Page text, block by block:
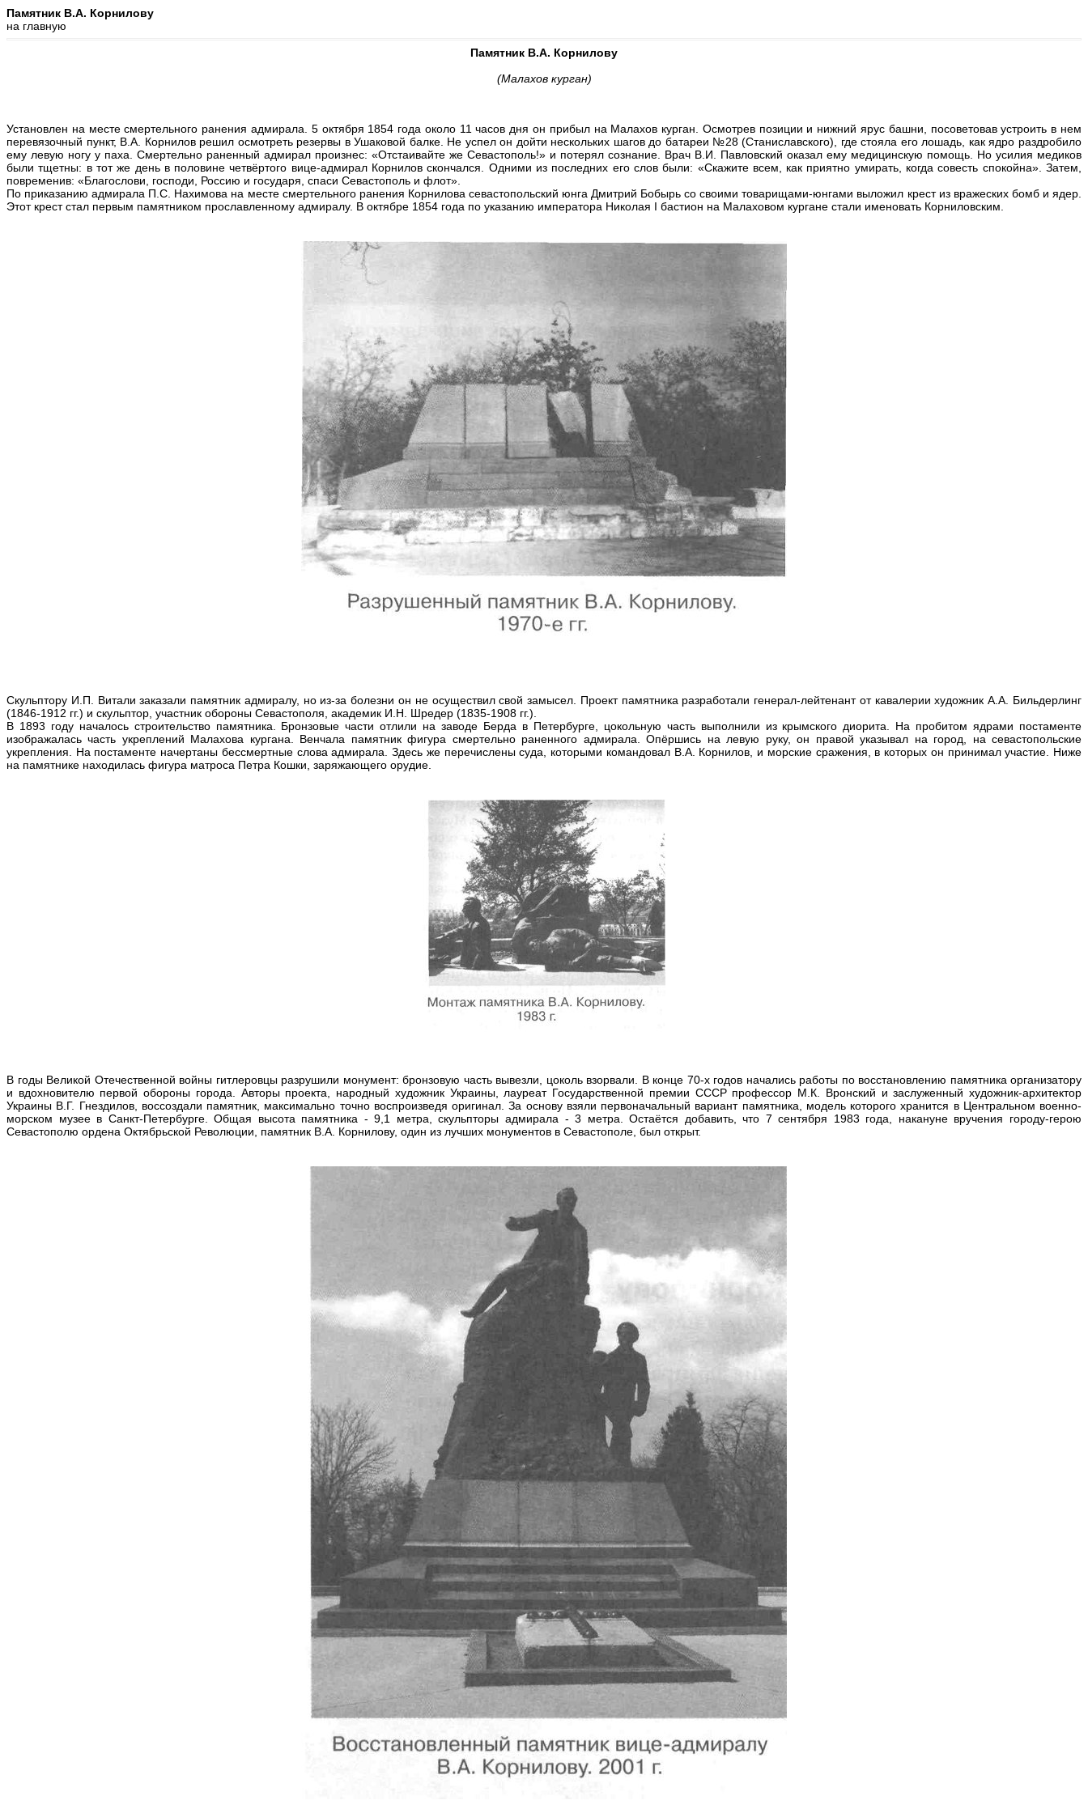
Памятник В.А. Корнилову
на главную
Памятник В.А. Корнилову
(Малахов курган)
Установлен на месте смертельного ранения адмирала. 5 октября 1854 года около 11 часов дня он прибыл на Малахов курган. Осмотрев позиции и нижний ярус башни, посоветовав устроить в нем
перевязочный пункт, В.А. Корнилов решил осмотреть резервы в Ушаковой балке. Не успел он дойти нескольких шагов до батареи №28 (Станиславского), где стояла его лошадь, как ядро раздробило
ему левую ногу у паха. Смертельно раненный адмирал произнес: «Отстаивайте же Севастополь!» и потерял сознание. Врач В.И. Павловский оказал ему медицинскую помощь. Но усилия медиков
были тщетны: в тот же день в половине четвёртого вице-адмирал Корнилов скончался. Одними из последних его слов были: «Скажите всем, как приятно умирать, когда совесть спокойна». Затем,
повременив: «Благослови, господи, Россию и государя, спаси Севастополь и флот».
По приказанию адмирала П.С. Нахимова на месте смертельного ранения Корнилова севастопольский юнга Дмитрий Бобырь со своими товарищами-юнгами выложил крест из вражеских бомб и ядер.
Этот крест стал первым памятником прославленному адмиралу. В октябре 1854 года по указанию императора Николая I бастион на Малаховом кургане стали именовать Корниловским.
Скульптору И.П. Витали заказали памятник адмиралу, но из-за болезни он не осуществил свой замысел. Проект памятника разработали генерал-лейтенант от кавалерии художник А.А. Бильдерлинг
(1846-1912 гг.) и скульптор, участник обороны Севастополя, академик И.Н. Шредер (1835-1908 гг.).
В 1893 году началось строительство памятника. Бронзовые части отлили на заводе Берда в Петербурге, цокольную часть выполнили из крымского диорита. На пробитом ядрами постаменте
изображалась часть укреплений Малахова кургана. Венчала памятник фигура смертельно раненного адмирала. Опёршись на левую руку, он правой указывал на город, на севастопольские
укрепления. На постаменте начертаны бессмертные слова адмирала. Здесь же перечислены суда, которыми командовал В.А. Корнилов, и морские сражения, в которых он принимал участие. Ниже
на памятнике находилась фигура матроса Петра Кошки, заряжающего орудие.
В годы Великой Отечественной войны гитлеровцы разрушили монумент: бронзовую часть вывезли, цоколь взорвали. В конце 70-х годов начались работы по восстановлению памятника организатору
и вдохновителю первой обороны города. Авторы проекта, народный художник Украины, лауреат Государственной премии СССР профессор М.К. Вронский и заслуженный художник-архитектор
Украины В.Г. Гнездилов, воссоздали памятник, максимально точно воспроизведя оригинал. За основу взяли первоначальный вариант памятника, модель которого хранится в Центральном военно-
морском музее в Санкт-Петербурге. Общая высота памятника - 9,1 метра, скульпторы адмирала - 3 метра. Остаётся добавить, что 7 сентября 1983 года, накануне вручения городу-герою
Севастополю ордена Октябрьской Революции, памятник В.А. Корнилову, один из лучших монументов в Севастополе, был открыт.